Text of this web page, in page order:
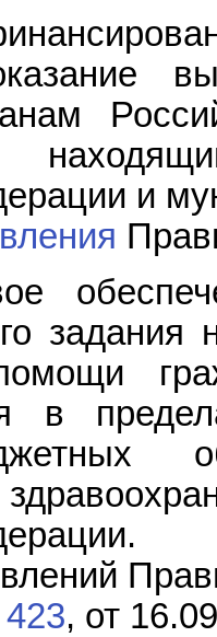
и
задания
в
, от